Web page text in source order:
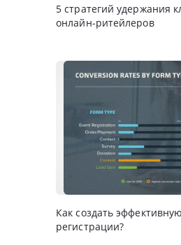
5 стратегий удержания
онлайн-ритейлеров
Как создать
регистрации?